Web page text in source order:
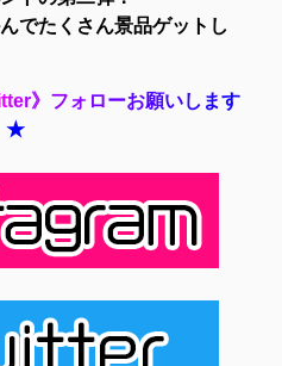
でたくさん景品ゲットし
tter》 フォ ローお願いし ます
★